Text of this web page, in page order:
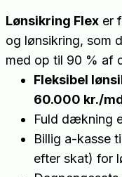
Lønsikring Flex er
og lønsikring, som
med op til 90 % af
Fleksibel
60.000 kr./
Fuld dækning
Billig a-kasse
efter skat) for